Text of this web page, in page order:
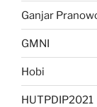
Ganjar
GMNI
Hobi
HUTPDIP2021